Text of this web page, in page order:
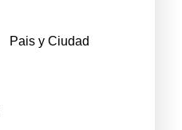
Pais y Ciudad